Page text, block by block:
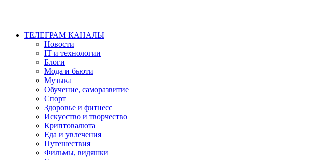
ТЕЛЕГРАМ КАНАЛЫ
Новости
IT и технологии
Блоги
Мода и бьюти
Музыка
Обучение, саморазвитие
Спорт
Здоровье и фитнесс
Искусство и творчество
Криптовалюта
Еда и увлечения
Путешествия
Фильмы, видяшки